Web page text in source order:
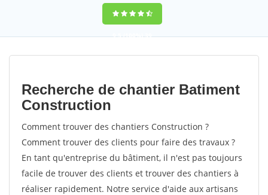
9,5(100%)39
votes
Recherche de chantier Batiment
Construction
Comment trouver des chantiers Construction ?
Comment trouver des clients pour faire des travaux ?
En tant qu'entreprise du bâtiment, il n'est pas toujours
facile de trouver des clients et trouver des chantiers à
réaliser rapidement. Notre service d'aide aux artisans